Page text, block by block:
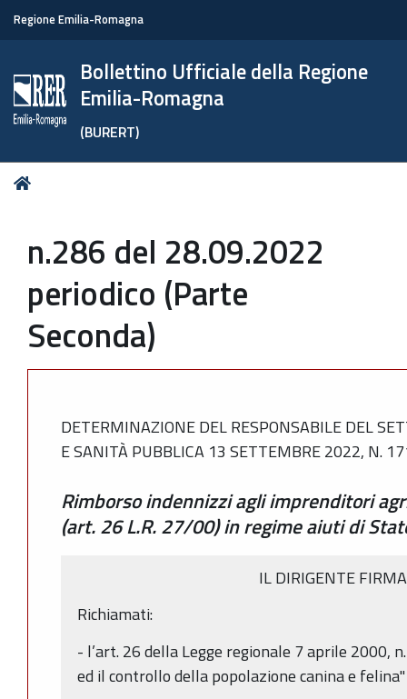
Regione Emilia-Romagna
Bollettino Ufficiale della Regione
Emilia-Romagna
(BURERT)
Tu
n.286 del 28.09.2022
periodico (Parte
Seconda)
DETERMINAZIONE DEL RESPONSABILE DEL
E SANITÀ PUBBLICA 13 SETTEMBRE 2022, N.
Rimborso indennizzi agli imprenditori
(art. 26 L.R. 27/00) in regime aiuti di
IL DIRIGENTE
Richiamati:
- l’art. 26 della Legge regionale 7 aprile 2000,
ed il controllo della popolazione canina e felina"